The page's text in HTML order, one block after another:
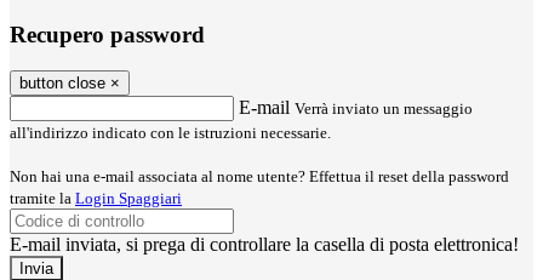
Recupero password
button close ×
E-mail Verrà inviato un messaggio
all'indirizzo indicato con le istruzioni necessarie.
Non hai una e-mail associata al nome utente? Effettua il reset della password
tramite la Login Spaggiari
E-mail inviata, si prega di controllare la casella di posta elettronica!